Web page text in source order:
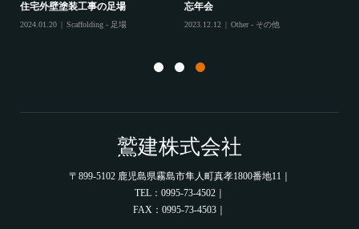
住宅外壁塗装工事の足場
2024.01.20 Scaffolding - 足場
忘年会
2023.12.12 Other - その他
鷲建株式会社
〒899-5102 鹿児島県霧島市隼人町真孝1800番地11｜
TEL：0995-73-4502｜
FAX：0995-73-4503｜